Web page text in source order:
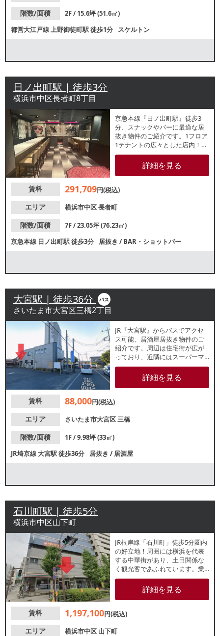
階数/面積
2F / 15.6坪 (51.6㎡)
都営大江戸線上野御徒町駅徒歩1分 スケルトン
日ノ出町駅 | 徒歩3分
横浜市中区長者町8丁目
京急本線『日ノ出町駅』徒歩3
分、スナックやバーに最適な居
抜き物件のご紹介です。1フロア
1テナントの広々とした店内！他
フロアでもキャバクラやバーが
多数盛業中！諸条件等、お気軽
にお問合せください。
詳細を見る
賃料 291,709円(税込)
エリア
横浜市中区長者町
階数/面積
7F / 23.05坪 (76.23㎡)
京急本線 日ノ出町駅徒歩3分 居抜き /BAR・ショットバー
大宮駅 | 徒歩36分 バス
さいたま市大宮区三橋2丁目
JR『大宮駅』からバスでアクセ
ス可能、居酒屋居抜き物件のご
紹介です。周辺は住宅街が広が
っており、近隣にはスーパーマ
ーケットがございます。県道沿
いの建物ですが、入り口は奥ま
っており、隠れ家的な店舗で
詳細を見る
賃料 88,000円(税込)
エリア
さいたま市大宮区三橋
階数/面積
1F / 9.98坪 (33㎡)
JR埼京線 大宮駅徒歩36分 居抜き /居酒屋
石川町駅 | 徒歩5分
横浜市中区山下町
JR根岸線「石川町」徒歩5分圏内
の好立地！周囲には横浜を代表
する中華街があり、土日関係な
く観光客であふれています。業
態はご相談ください。大通りに
面しているので視認良好です！
ぜひお問い合わせください。
詳細を見る
賃料 1,197,100円(税込)
エリア
横浜市中区 山下町